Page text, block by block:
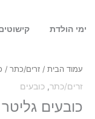
ימי הולדת
עמוד הבית / זרים/כתר /
זרים/כתר, כובעים
כובעים גליטר זהב
כובעים
זהב
10
יח'